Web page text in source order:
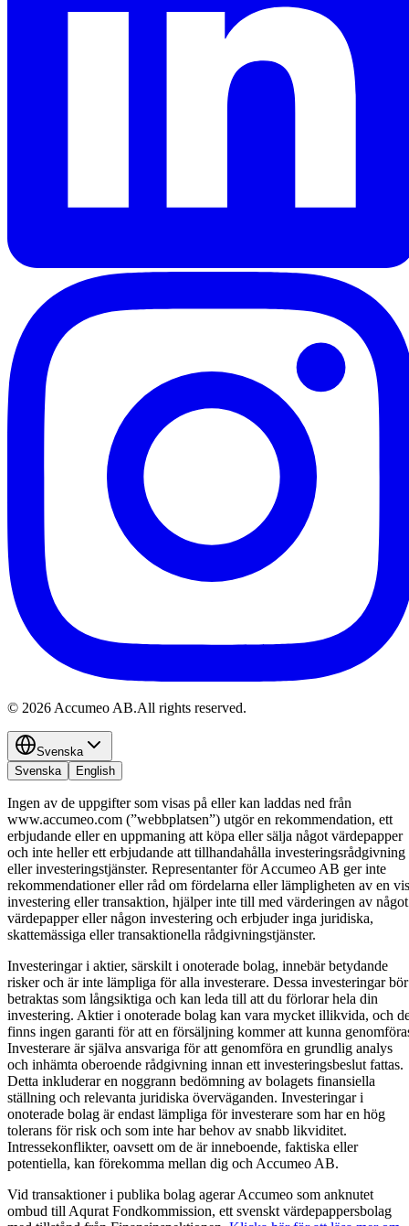
© 2026 Accumeo AB.All rights reserved.
Svenska
Svenska
English
Ingen av de uppgifter som visas på eller kan laddas ned från
www.accumeo.com (”webbplatsen”) utgör en rekommendation, ett
erbjudande eller en uppmaning att köpa eller sälja något värdepapper
och inte heller ett erbjudande att tillhandahålla investeringsrådgivning
eller investeringstjänster. Representanter för Accumeo AB ger inte
rekommendationer eller råd om fördelarna eller lämpligheten av en
investering eller transaktion, hjälper inte till med värderingen av något
värdepapper eller någon investering och erbjuder inga juridiska,
skattemässiga eller transaktionella rådgivningstjänster.
Investeringar i aktier, särskilt i onoterade bolag, innebär betydande
risker och är inte lämpliga för alla investerare. Dessa investeringar bör
betraktas som långsiktiga och kan leda till att du förlorar hela din
investering. Aktier i onoterade bolag kan vara mycket illikvida, och
finns ingen garanti för att en försäljning kommer att kunna
Investerare är själva ansvariga för att genomföra en grundlig analys
och inhämta oberoende rådgivning innan ett investeringsbeslut fattas.
Detta inkluderar en noggrann bedömning av bolagets finansiella
ställning och relevanta juridiska överväganden. Investeringar i
onoterade bolag är endast lämpliga för investerare som har en hög
tolerans för risk och som inte har behov av snabb likviditet.
Intressekonflikter, oavsett om de är inneboende, faktiska eller
potentiella, kan förekomma mellan dig och Accumeo AB.
Vid transaktioner i publika bolag agerar Accumeo som anknutet
ombud till Aqurat Fondkommission, ett svenskt värdepappersbolag